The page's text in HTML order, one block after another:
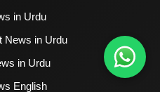
in Urdu
News in Urdu
in Urdu
English